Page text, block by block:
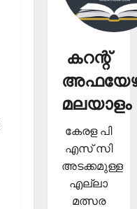
കറന്റ്
മലയാളം
കേരള പി
എസ് സി
അടക്കമുള്ള
എല്ലാ
മത്സര